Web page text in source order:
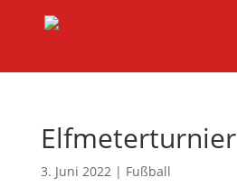
Elfmeterturnier
3. Juni 2022| Fußball